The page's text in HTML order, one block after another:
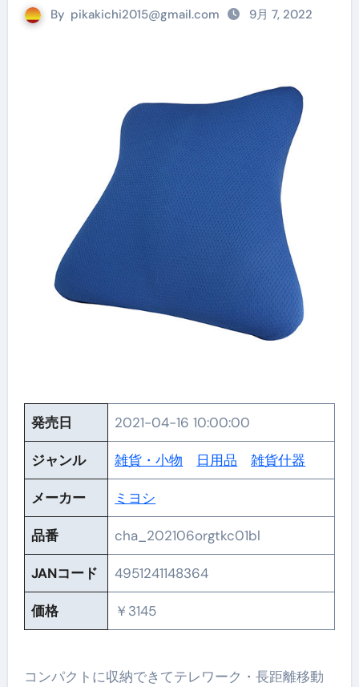
By pikakichi2015@gmail.com 9月 7, 2022
発売日 2021-04-16 10:00:00
ジャンル 雑貨・小物 日用品 雑貨什器
メーカー ミヨシ
品番 cha_202106orgtkc01bl
JANコード 4951241148364
価格 ￥3145
コンパクトに収納できてテレワーク・長距離移動